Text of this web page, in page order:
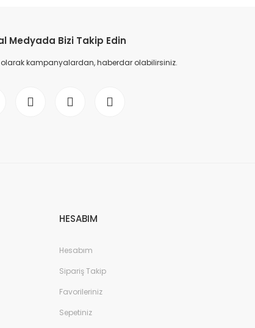
Medyada Bizi Takip Edin
olarak kampanyalardan, haberdar olabilirsiniz.
HESABIM
Hesabım
Sipariş Takip
Favorileriniz
Sepetiniz